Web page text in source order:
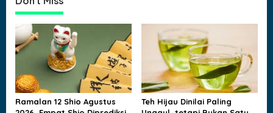
n
a
v
i
g
a
Ramalan 12 Shio Agustus
Teh Hijau Dinilai Paling